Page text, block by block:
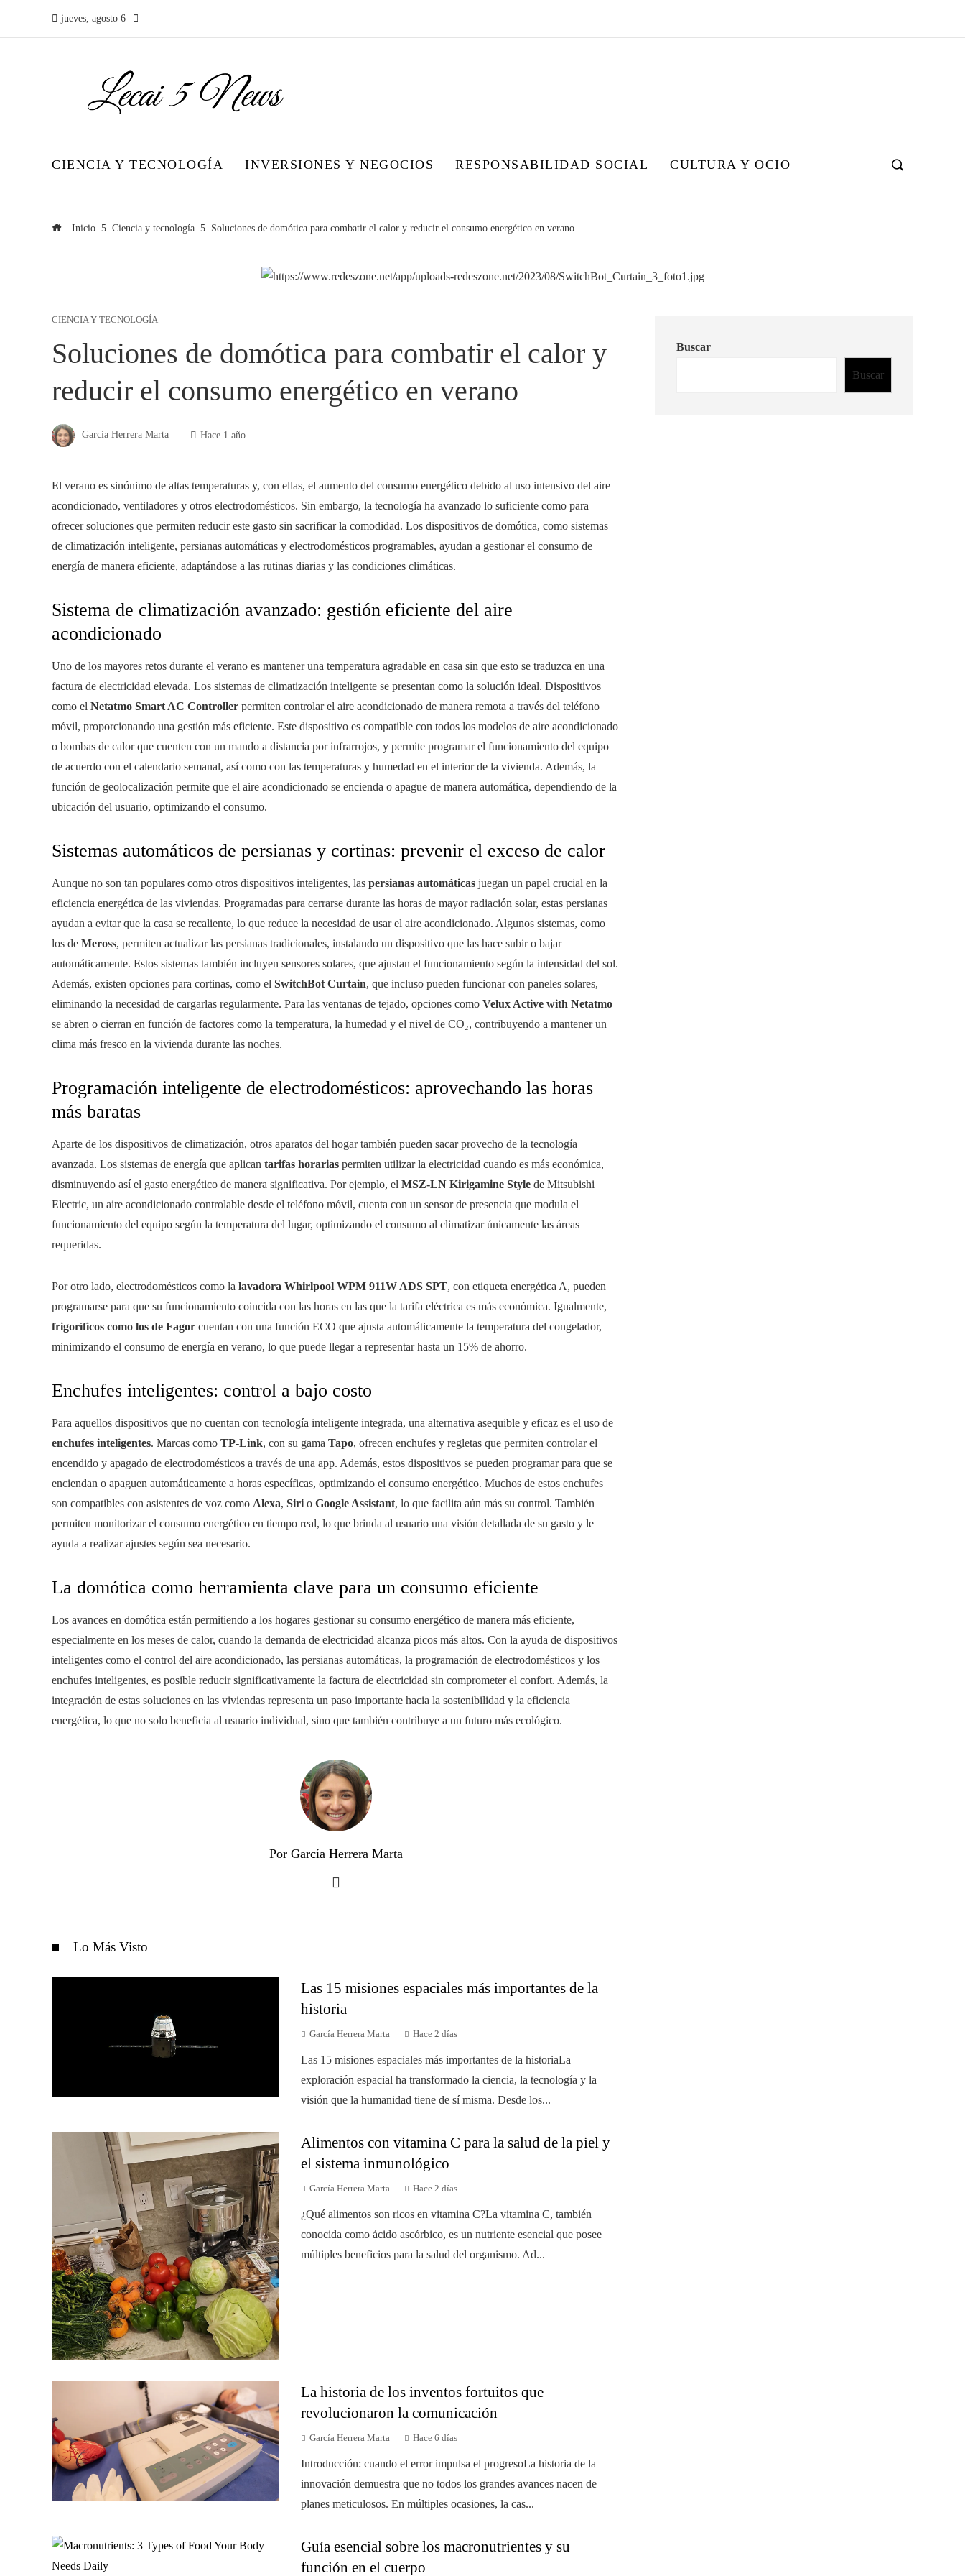
jueves, agosto 6
CIENCIA Y TECNOLOGÍA INVERSIONES Y NEGOCIOS RESPONSABILIDAD SOCIAL CULTURA Y OCIO
Inicio Ciencia y tecnología Soluciones de domótica para combatir el calor y reducir el consumo energético en verano
CIENCIA Y TECNOLOGÍA
Soluciones de domótica para combatir el calor y
reducir el consumo energético en verano
García Herrera Marta Hace 1 año
El verano es sinónimo de altas temperaturas y, con ellas, el aumento del consumo energético debido al uso intensivo del aire
acondicionado, ventiladores y otros electrodomésticos. Sin embargo, la tecnología ha avanzado lo suficiente como para
ofrecer soluciones que permiten reducir este gasto sin sacrificar la comodidad. Los dispositivos de domótica, como sistemas
de climatización inteligente, persianas automáticas y electrodomésticos programables, ayudan a gestionar el consumo de
energía de manera eficiente, adaptándose a las rutinas diarias y las condiciones climáticas.
Sistema de climatización avanzado: gestión eficiente del aire
acondicionado
Uno de los mayores retos durante el verano es mantener una temperatura agradable en casa sin que esto se traduzca en una
factura de electricidad elevada. Los sistemas de climatización inteligente se presentan como la solución ideal. Dispositivos
como el Netatmo Smart AC Controller permiten controlar el aire acondicionado de manera remota a través del teléfono
móvil, proporcionando una gestión más eficiente. Este dispositivo es compatible con todos los modelos de aire acondicionado
o bombas de calor que cuenten con un mando a distancia por infrarrojos, y permite programar el funcionamiento del equipo
de acuerdo con el calendario semanal, así como con las temperaturas y humedad en el interior de la vivienda. Además, la
función de geolocalización permite que el aire acondicionado se encienda o apague de manera automática, dependiendo de la
ubicación del usuario, optimizando el consumo.
Sistemas automáticos de persianas y cortinas: prevenir el exceso de calor
Aunque no son tan populares como otros dispositivos inteligentes, las persianas automáticas juegan un papel crucial en la
eficiencia energética de las viviendas. Programadas para cerrarse durante las horas de mayor radiación solar, estas persianas
ayudan a evitar que la casa se recaliente, lo que reduce la necesidad de usar el aire acondicionado. Algunos sistemas, como
los de Meross, permiten actualizar las persianas tradicionales, instalando un dispositivo que las hace subir o bajar
automáticamente. Estos sistemas también incluyen sensores solares, que ajustan el funcionamiento según la intensidad del sol.
Además, existen opciones para cortinas, como el SwitchBot Curtain, que incluso pueden funcionar con paneles solares,
eliminando la necesidad de cargarlas regularmente. Para las ventanas de tejado, opciones como Velux Active with Netatmo
se abren o cierran en función de factores como la temperatura, la humedad y el nivel de CO₂, contribuyendo a mantener un
clima más fresco en la vivienda durante las noches.
Programación inteligente de electrodomésticos: aprovechando las horas
más baratas
Aparte de los dispositivos de climatización, otros aparatos del hogar también pueden sacar provecho de la tecnología
avanzada. Los sistemas de energía que aplican tarifas horarias permiten utilizar la electricidad cuando es más económica,
disminuyendo así el gasto energético de manera significativa. Por ejemplo, el MSZ-LN Kirigamine Style de Mitsubishi
Electric, un aire acondicionado controlable desde el teléfono móvil, cuenta con un sensor de presencia que modula el
funcionamiento del equipo según la temperatura del lugar, optimizando el consumo al climatizar únicamente las áreas
requeridas.
Por otro lado, electrodomésticos como la lavadora Whirlpool WPM 911W ADS SPT, con etiqueta energética A, pueden
programarse para que su funcionamiento coincida con las horas en las que la tarifa eléctrica es más económica. Igualmente,
frigoríficos como los de Fagor cuentan con una función ECO que ajusta automáticamente la temperatura del congelador,
minimizando el consumo de energía en verano, lo que puede llegar a representar hasta un 15% de ahorro.
Enchufes inteligentes: control a bajo costo
Para aquellos dispositivos que no cuentan con tecnología inteligente integrada, una alternativa asequible y eficaz es el uso de
enchufes inteligentes. Marcas como TP-Link, con su gama Tapo, ofrecen enchufes y regletas que permiten controlar el
encendido y apagado de electrodomésticos a través de una app. Además, estos dispositivos se pueden programar para que se
enciendan o apaguen automáticamente a horas específicas, optimizando el consumo energético. Muchos de estos enchufes
son compatibles con asistentes de voz como Alexa, Siri o Google Assistant, lo que facilita aún más su control. También
permiten monitorizar el consumo energético en tiempo real, lo que brinda al usuario una visión detallada de su gasto y le
ayuda a realizar ajustes según sea necesario.
La domótica como herramienta clave para un consumo eficiente
Los avances en domótica están permitiendo a los hogares gestionar su consumo energético de manera más eficiente,
especialmente en los meses de calor, cuando la demanda de electricidad alcanza picos más altos. Con la ayuda de dispositivos
inteligentes como el control del aire acondicionado, las persianas automáticas, la programación de electrodomésticos y los
enchufes inteligentes, es posible reducir significativamente la factura de electricidad sin comprometer el confort. Además, la
integración de estas soluciones en las viviendas representa un paso importante hacia la sostenibilidad y la eficiencia
energética, lo que no solo beneficia al usuario individual, sino que también contribuye a un futuro más ecológico.
Por García Herrera Marta
Lo Más Visto
Las 15 misiones espaciales más importantes de la
historia
García Herrera Marta Hace 2 días
Las 15 misiones espaciales más importantes de la historiaLa
exploración espacial ha transformado la ciencia, la tecnología y la
visión que la humanidad tiene de sí misma. Desde los...
Alimentos con vitamina C para la salud de la piel y
el sistema inmunológico
García Herrera Marta Hace 2 días
¿Qué alimentos son ricos en vitamina C?La vitamina C, también
conocida como ácido ascórbico, es un nutriente esencial que posee
múltiples beneficios para la salud del organismo. Ad...
La historia de los inventos fortuitos que
revolucionaron la comunicación
García Herrera Marta Hace 6 días
Introducción: cuando el error impulsa el progresoLa historia de la
innovación demuestra que no todos los grandes avances nacen de
planes meticulosos. En múltiples ocasiones, la cas...
Guía esencial sobre los macronutrientes y su
función en el cuerpo
Buscar
Buscar